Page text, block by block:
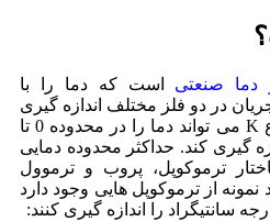
دما صنعتی است که دما را با
در دو فلز مختلف اندازه گیری
می کند. یک ترموکوپل نوع K می تواند دما را در محدوده 0 تا
گیری کند. حداکثر محدوده دمایی
ترموکوپل، پروب و ترموول
از ترموکوپل هایی وجود دارد